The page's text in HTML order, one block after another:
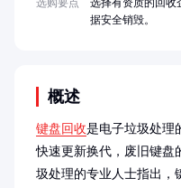
概述
键盘回收是电子垃圾处理
快速更新换代，废旧键盘
圾处理的专业人士指出，
据安全销毁。